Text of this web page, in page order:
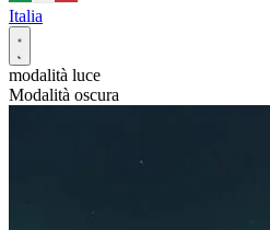
Italia
modalità luce
Modalità oscura